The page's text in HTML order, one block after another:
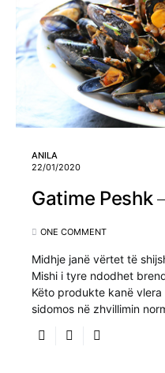
ANILA
22/01/2020
Gatime Peshk
ONE COMMENT
Midhje janë vërtet të
Mishi i tyre ndodhet
Këto produkte kanë
sidomos në zhvillimin